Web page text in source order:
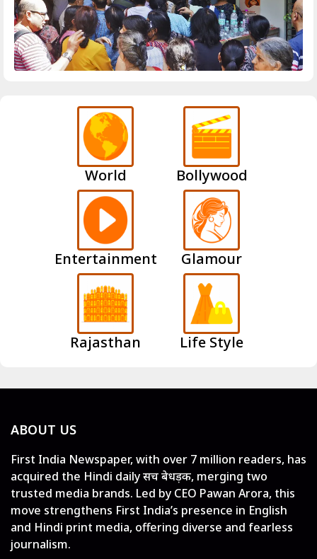
World Bollywood
Entertainment Glamour
Rajasthan Life Style
ABOUT US
First India Newspaper, with over 7 million readers, has
acquired the Hindi daily सच बेधड़क, merging two
trusted media brands. Led by CEO Pawan Arora, this
move strengthens First India’s presence in English
and Hindi print media, offering diverse and fearless
journalism.